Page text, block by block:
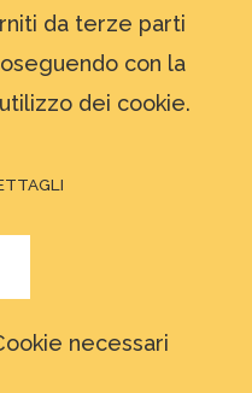
davvero
scelta.
a caccia
per recarmi
mia
Astrofili
da terze parti
con la
dei cookie.
necessari